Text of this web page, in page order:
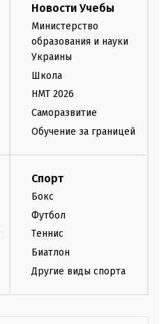
Новости Учебы
Министерство
образования и науки
Украины
Школа
НМТ 2026
Саморазвитие
Обучение за границей
Спорт
Бокс
Футбол
Теннис
Биатлон
Другие виды спорта